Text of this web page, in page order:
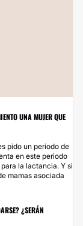
UNA MUJER QUE
pido un periodo de
en este periodo
la lactancia. Y si
mamas asociada
¿SERÁN